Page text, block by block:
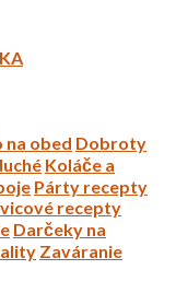
na obed Dobroty
Koláče a
Párty recepty
recepty
Darčeky na
Zaváranie